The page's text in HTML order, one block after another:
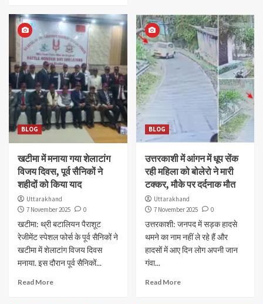
BLOG
खटीमा में मनाया गया शेलाटांग
विजय दिवस, पूर्व सैनिकों ने
शहीदों को किया याद
Uttarakhand
7 November 2025
0
खटीमा: थ्री बटालियन पैराशूट
रेजीमेंट स्पेशल फोर्स के पूर्व सैनिकों ने
खटीमा में शेलाटांग विजय दिवस
मनाया. इस दौरान पूर्व सैनिकों...
Read More
BLOG
उत्तरकाशी में आंगन में धूप सेंक
रही महिला को बोलेरो ने मारी
टक्कर, मौके पर दर्दनाक मौत
Uttarakhand
7 November 2025
0
उत्तरकाशी: जनपद में सड़क हादसे
थमने का नाम नहीं ले रहे हैं और
हादसों में आए दिन लोग अपनी जान
गंवा...
Read More